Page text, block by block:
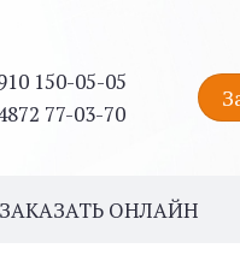
150-05-05
77-03-70
ЗАКАЗАТЬ ОНЛАЙН